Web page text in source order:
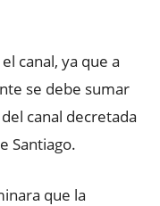
canal, ya que a
se debe sumar
del canal decretada
Santiago.
que la